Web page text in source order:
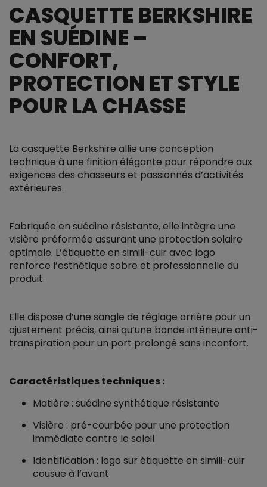
CASQUETTE BERKSHIRE
EN SUÉDINE –
CONFORT,
PROTECTION ET STYLE
POUR LA CHASSE
La casquette Berkshire allie une conception
technique à une finition élégante pour répondre aux
exigences des chasseurs et passionnés d’activités
extérieures.
Fabriquée en suédine résistante, elle intègre une
visière préformée assurant une protection solaire
optimale. L’étiquette en simili-cuir avec logo
renforce l’esthétique sobre et professionnelle du
produit.
Elle dispose d’une sangle de réglage arrière pour un
ajustement précis, ainsi qu’une bande intérieure anti-
transpiration pour un port prolongé sans inconfort.
Caractéristiques techniques :
Matière : suédine synthétique résistante
Visière : pré-courbée pour une protection
immédiate contre le soleil
Identification : logo sur étiquette en simili-cuir
cousue à l’avant